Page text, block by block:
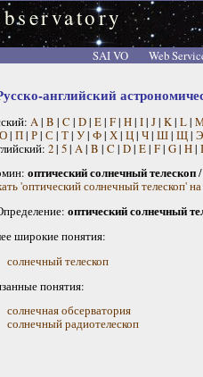
SAI VO Web
английский
A | B | C | D| E| F| H| I| J| K| L|
О| П| Р| С | Т| У| Ф| Х| Ц| Ч| Ш| Щ| Э
2| 5| A | B | C | D| E| F| G| H| I
оптический солнечный телескоп/
'оптический солнечный телескоп'
оптический солнечный
широкие понятия:
солнечный телескоп
понятия:
солнечная обсерватория
солнечный радиотелескоп